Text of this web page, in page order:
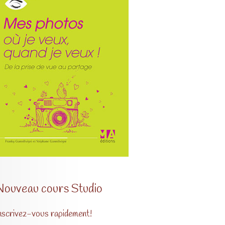
cours Studio
vous rapidement!